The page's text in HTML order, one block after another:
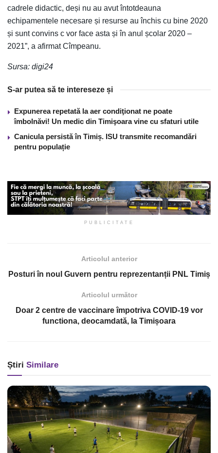
cadrele didactic, deși nu au avut întotdeauna
echipamentele necesare și resurse au închis cu bine 2020
și sunt convins c vor face asta și în anul școlar 2020 –
2021”, a afirmat Cîmpeanu.
Sursa: digi24
S-ar putea să te intereseze și
Expunerea repetată la aer condiţionat ne poate
îmbolnăvi! Un medic din Timişoara vine cu sfaturi utile
Canicula persistă în Timiș. ISU transmite recomandări
pentru populație
PUBLICITATE
Articolul anterior
Posturi în noul Guvern pentru reprezentanții PNL Timiș
Articolul următor
Doar 2 centre de vaccinare împotriva COVID-19 vor
functiona, deocamdată, la Timișoara
Știri Similare